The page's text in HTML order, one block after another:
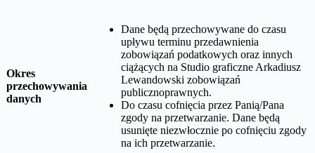
Okres
przechowywania
danych
Dane będą przechowywane do czasu
upływu terminu przedawnienia
zobowiązań podatkowych oraz innych
ciążących na Studio graficzne Arkadiusz
Lewandowski zobowiązań
publicznoprawnych.
Do czasu cofnięcia przez Panią/Pana
zgody na przetwarzanie. Dane będą
usunięte niezwłocznie po cofnięciu zgody
na ich przetwarzanie.